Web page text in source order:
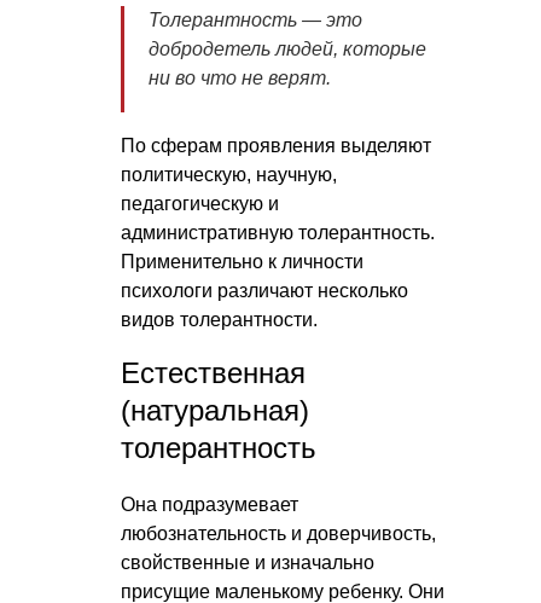
Толерантность — это
добродетель людей, которые
ни во что не верят.
По сферам проявления выделяют
политическую, научную,
педагогическую и
административную толерантность.
Применительно к личности
психологи различают несколько
видов толерантности.
Естественная
(натуральная)
толерантность
Она подразумевает
любознательность и доверчивость,
свойственные и изначально
присущие маленькому ребенку. Они